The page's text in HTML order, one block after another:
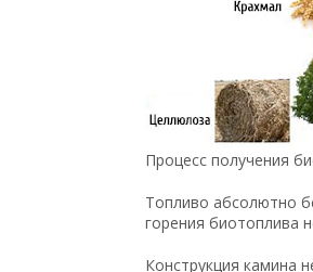
Процесс получения
Топливо абсолютно
горения биотоплива
Конструкция камина